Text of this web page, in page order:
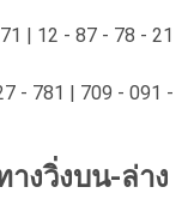
| 12 - 87 - 78 - 21
- 781 | 709 - 091 -
งวิ่งบน-ล่าง